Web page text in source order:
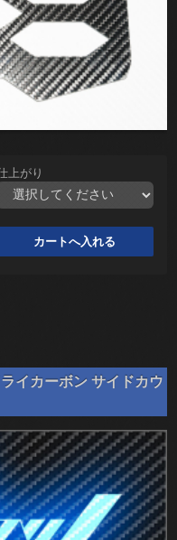
上がり
イカーボン サイドカウ